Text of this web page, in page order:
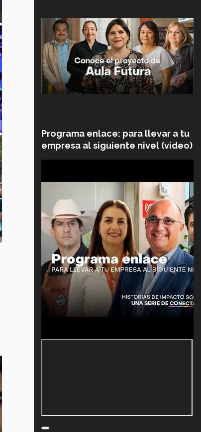
Programa enlace: para llevar a tu
empresa al siguiente nivel (video)